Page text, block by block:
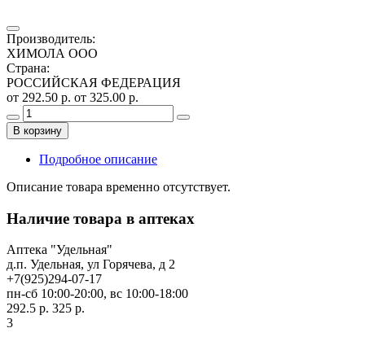
Производитель:
ХИМОЛА ООО
Страна:
РОССИЙСКАЯ ФЕДЕРАЦИЯ
от 292.50 р. от 325.00 р.
В корзину
Подробное описание
Описание товара временно отсутствует.
Наличие товара в аптеках
Аптека "Удельная"
д.п. Удельная, ул Горячева, д 2
+7(925)294-07-17
пн-сб 10:00-20:00, вс 10:00-18:00
292.5 р. 325 р.
3